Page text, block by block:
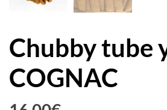
Chubby tube
COGNAC